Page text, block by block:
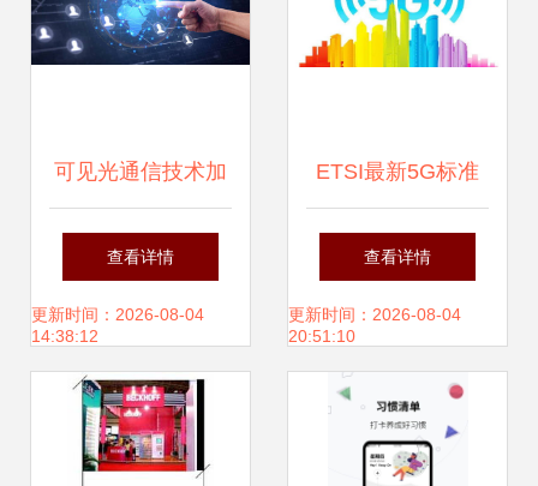
可见光通信技术加
持 智慧家庭网络有
望更加智慧
查看详情
更新时间：2026-08-04
14:38:12
ETSI最新5G标准
必要专利声明量排
名 中兴位列全球前
三，通信技术实力
再获认可
查看详情
更新时间：2026-08-04
20:51:10